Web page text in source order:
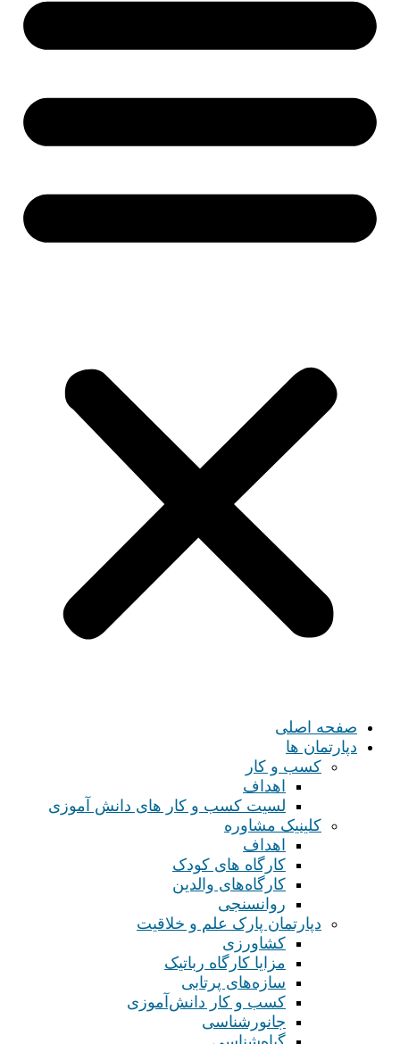
صفحه اصلی
دپارتمان ها
کسب و کار
اهداف
لسیت کسب و کار های دانش آموزی
کلینیک مشاوره
اهداف
کارگاه های کودک
کارگاه‌های والدین
روانسنجی
دپارتمان پارک علم و خلاقیت
کشاورزی
مزایا کارگاه رباتیک
سازه‌های پرتابی
کسب و کار دانش‌آموزی
جانورشناسی